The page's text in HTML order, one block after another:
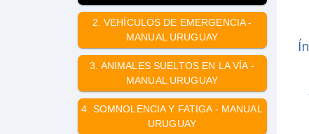
2. VEHÍCULOS DE EMERGENCIA -
MANUAL URUGUAY
3. ANIMALES SUELTOS EN LA VÍA -
MANUAL URUGUAY
4. SOMNOLENCIA Y FATIGA - MANUAL
URUGUAY